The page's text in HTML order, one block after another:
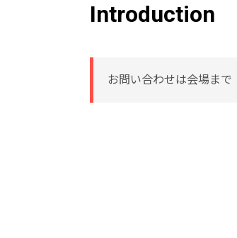
Introduction
お問い合わせは会場まで